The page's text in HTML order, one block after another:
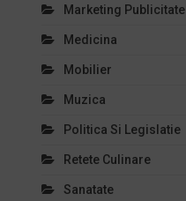
Marketing Publicitate
Medicina
Mobilier
Muzica
Politica Si Legislatie
Retete Culinare
Sanatate